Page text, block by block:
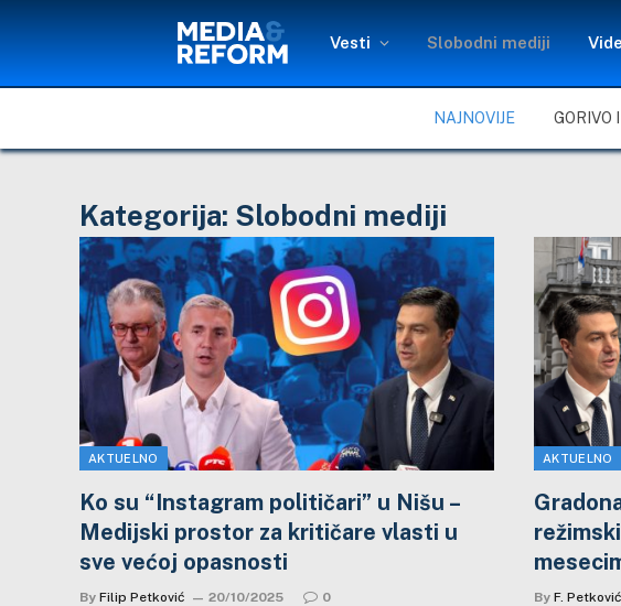
Vesti Slobodni mediji
NAJNOVIJE
Kategorija: Slobodni mediji
AKTUELNO
Ko su “Instagram političari” u Nišu –
Medijski prostor za kritičare vlasti u
sve većoj opasnosti
By Filip Petković 20/10/2025 0
AKTUELNO
By F.